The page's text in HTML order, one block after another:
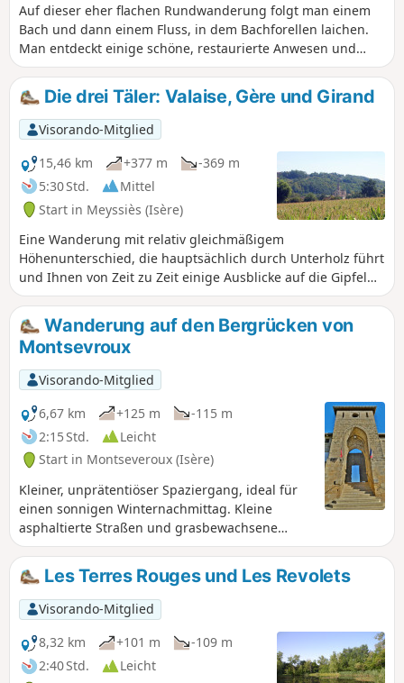
Auf dieser eher flachen Rundwanderung folgt man einem
Bach und dann einem Fluss, in dem Bachforellen laichen.
Man entdeckt einige schöne, restaurierte Anwesen und
Mühlen, eine Quelle, einen See... Eine einfache, kurze und
unterhaltsame Wanderung, die bei schönem Wetter im
Sommer unternommen werden sollte, wenn La Gère
aufgrund der Furt wenig Wasser führt.
Die drei Täler: Valaise, Gère und Girand
Visorando-Mitglied
15,46 km
+377 m
-369 m
5:30 Std.
Mittel
Start in Meyssiès (Isère)
Eine Wanderung mit relativ gleichmäßigem
Höhenunterschied, die hauptsächlich durch Unterholz führt
und Ihnen von Zeit zu Zeit einige Ausblicke auf die Gipfel
bietet.
Wanderung auf den Bergrücken von
Montsevroux
Visorando-Mitglied
6,67 km
+125 m
-115 m
2:15 Std.
Leicht
Start in Montseveroux (Isère)
Kleiner, unprätentiöser Spaziergang, ideal für
einen sonnigen Winternachmittag. Kleine
asphaltierte Straßen und grasbewachsene
Wege, die sehr nass oder sogar schlammig sein
können. Weites 360°-Panorama mit Blick auf das
Pilat-Massiv.
Les Terres Rouges und Les Revolets
Visorando-Mitglied
8,32 km
+101 m
-109 m
2:40 Std.
Leicht